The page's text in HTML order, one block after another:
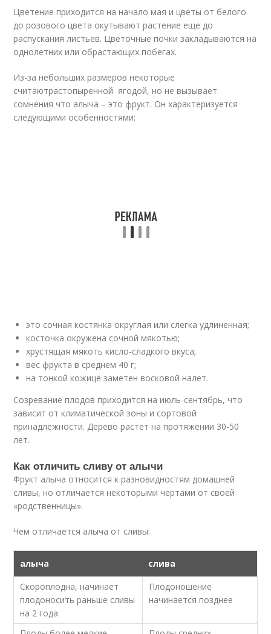
Цветение приходится на начало мая и цветы от белого
до розового цвета окутывают растение еще до
распускания листьев. Цветочные почки закладываются на
однолетних или обрастающих побегах.
Из-за небольших размеров некоторые
считаютрастопыренной ягодой, но не вызывает
сомнения что алыча – это фрукт. Он характеризуется
следующими особенностями:
это сочная костянка округлая или слегка удлиненная;
косточка окружена сочной мякотью;
хрустящая мякоть кисло-сладкого вкуса;
вес фрукта в среднем 40 г;
на тонкой кожице заметен восковой налет.
Созревание плодов приходится на июль-сентябрь, что
зависит от климатической зоны и сортовой
принадлежности. Дерево растет на протяжении 30-50
лет.
Как отличить сливу от алычи
Фрукт алыча относится к разновидностям домашней
сливы, но отличается некоторыми чертами от своей
«родственницы».
Чем отличается алыча от сливы:
алыча
слива
Скороплодна, начинает
плодоносить раньше сливы
на 2 года
Плодоношение
начинается позднее